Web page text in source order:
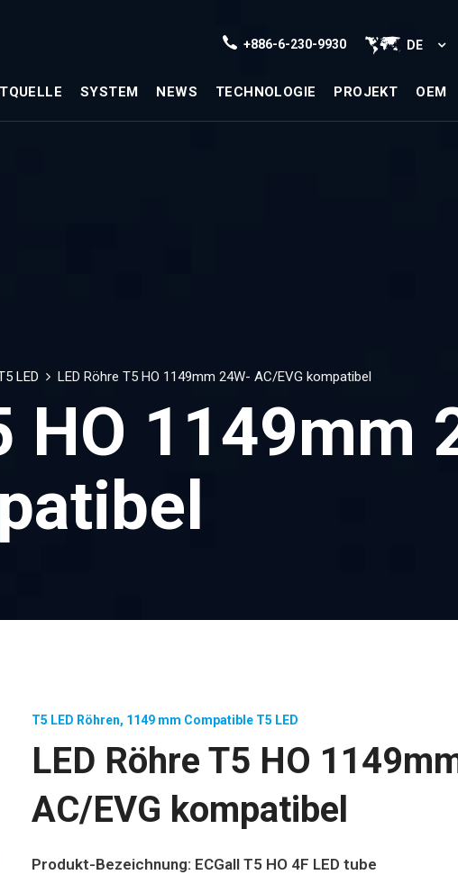
+886-6-230-9930 DE
SYSTEM NEWS TECHNOLOGIE PROJEKT OEM
LED LED Röhre T5 HO 1149mm 24W- AC/EVG kompatibel
HO 1149mm
T5 LED Röhren, 1149 mm Compatible T5 LED
LED Röhre T5 HO
AC/EVG kompatibel
Produkt-Bezeichnung: ECGall T5 HO 4F LED tube